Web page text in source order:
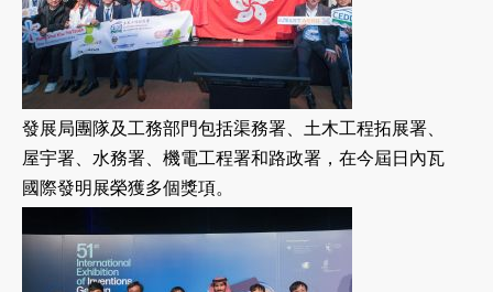
發展局團隊及工務部門包括渠務署、土木工程拓展署、
屋宇署、水務署、機電工程署和路政署，在今屆日內瓦
國際發明展榮獲多個獎項。